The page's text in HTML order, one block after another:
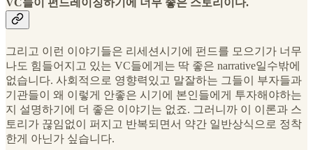
VC들이 펀드레이징하기에 너무 좋은 스토리이다.
그리고 이런 이야기들은 리세션시기에 펀드를 모으기가 너무
나도 힘들어지고 있는 VC들에게는 딱 좋은 narrative일수밖에
없습니다. 사회적으로 영향력있고 말잘하는 그들이 부자들과
기관들이 왜 이렇게 안좋은 시기에 본인들에게 투자해야하는
지 설명하기에 더 좋은 이야기는 없죠. 그러니까 이 이론과 스
토리가 끊임없이 퍼지고 반복되면서 약간 일반상식으로 정착
한게 아닌가 싶습니다.